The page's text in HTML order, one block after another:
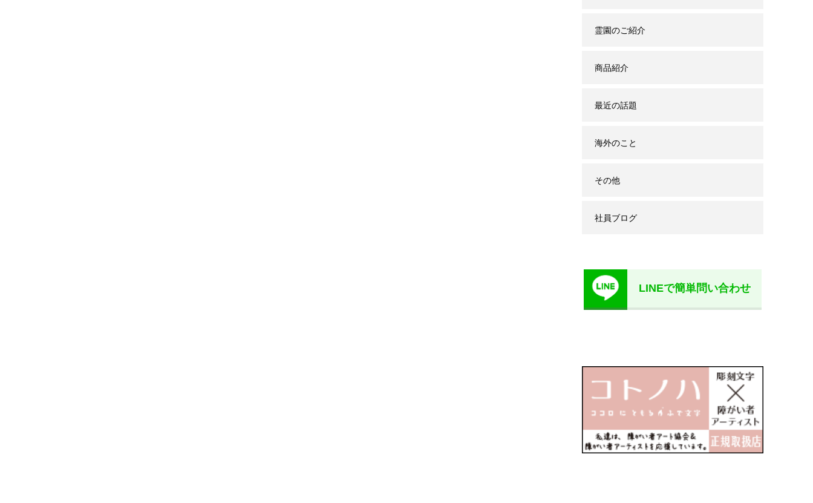
霊園のご紹介
商品紹介
最近の話題
海外のこと
その他
社員ブログ
LINEで簡単問い合わせ